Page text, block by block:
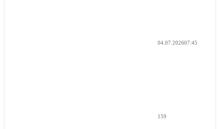
04.07.202607:45
159